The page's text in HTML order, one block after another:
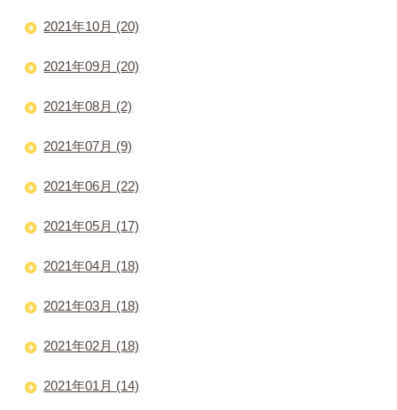
2021年10月 (20)
2021年09月 (20)
2021年08月 (2)
2021年07月 (9)
2021年06月 (22)
2021年05月 (17)
2021年04月 (18)
2021年03月 (18)
2021年02月 (18)
2021年01月 (14)